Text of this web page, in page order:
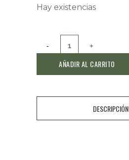
Hay existencias
Aceitunas
Manzanilla
quantity
AÑADIR AL CARRITO
DESCRIPCIÓN